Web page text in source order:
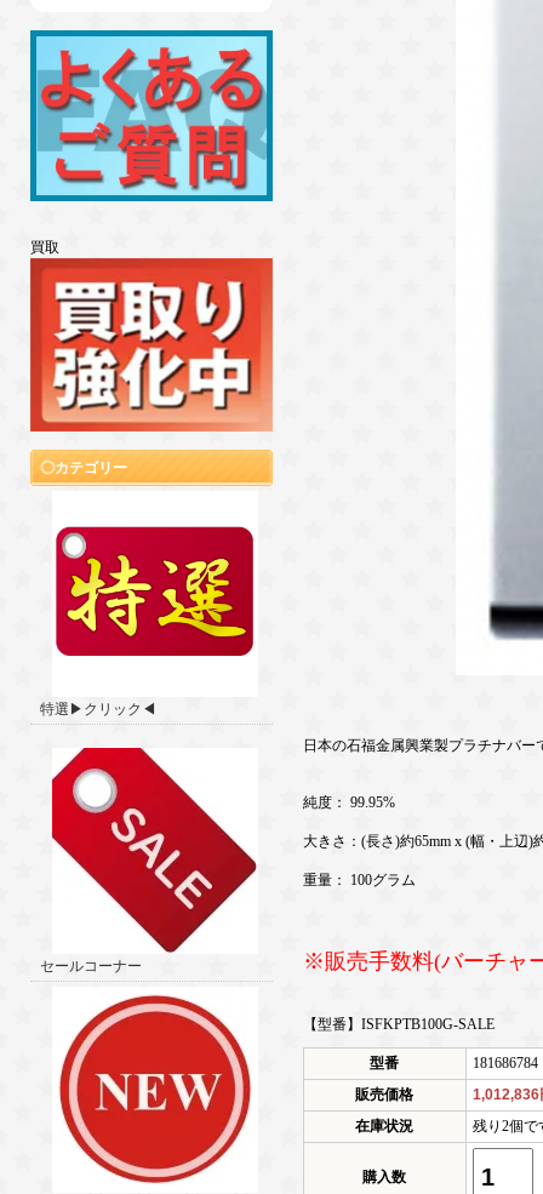
買取
カテゴリー
特選▶クリック◀
セールコーナー
日本の石福金属興業製プラチナバー
純度： 99.95%
大きさ：(長さ)約65mm x (幅・上辺)
重量： 100グラム
※販売手数料(バーチャ
【型番】ISFKPTB100G-SALE
型番
181686784
販売価格
1,012,836
在庫状況
残り2個で
購入数